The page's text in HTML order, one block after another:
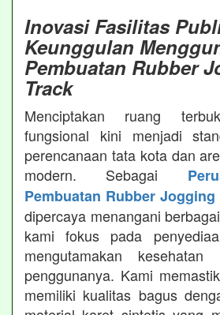
Inovasi Fasilitas
Keunggulan
Pembuatan Rubber
Track
Menciptakan ruang
fungsional kini menjadi
perencanaan tata kota dan
modern. Sebagai
Pembuatan Rubber Jogging
dipercaya menangani
kami fokus pada
mengutamakan
penggunanya. Kami
memiliki kualitas bagus